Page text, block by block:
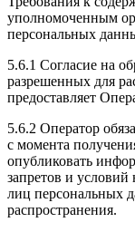
уполномоченным
персональных
5.6.1 Согласие на
разрешенных для
предоставляет
5.6.2 Оператор
с момента
опубликовать
запретов и
лиц персональных
распространения.